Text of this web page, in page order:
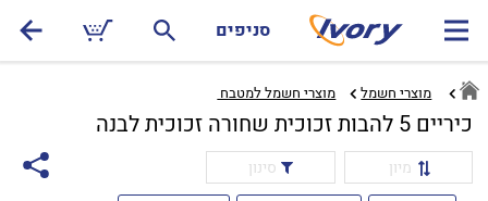
סניפים
מוצרי חשמל מוצרי חשמל למטבח ‏
כיריים 5 להבות זכוכית שחורה זכוכית לבנה
מיון
סינון